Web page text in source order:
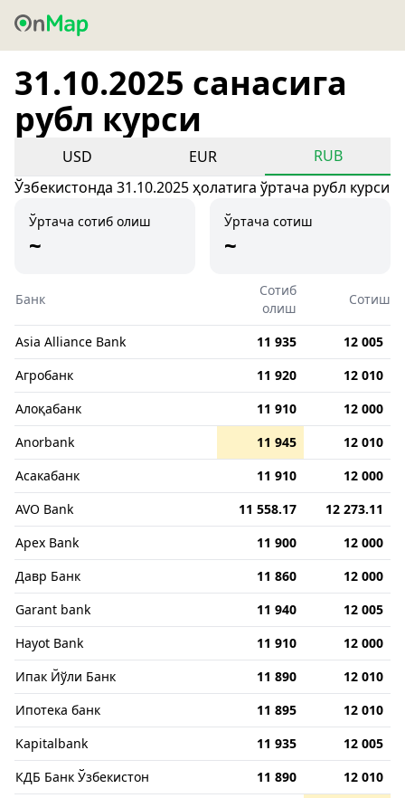
31.10.2025 санасига
рубл курси
USD EUR
RUB
Ўзбекистонда 31.10.2025 ҳолатига ўртача рубл курси
Ўртача сотиб олиш
~
Ўртача сотиш
~
Банк
Сотиб
олиш
Сотиш
Asia Alliance Bank 11 935
12 005
Агробанк
11 920
12 010
Алоқабанк
11 910
12 000
Anorbank
11 945
12 010
Асакабанк
11 910
12 000
AVO Bank
11 558.17
12 273.11
Apex Bank
11 900
12 000
Давр Банк
11 860
12 000
Garant bank
11 940
12 005
Hayot Bank
11 910
12 000
Ипак Йўли Банк
11 890
12 010
Ипотека банк
11 895
12 010
Kapitalbank
11 935
12 005
КДБ Банк Ўзбекистон
11 890
12 010